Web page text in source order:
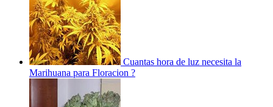
Cuantas hora de luz necesita la
Marihuana para Floracion ?